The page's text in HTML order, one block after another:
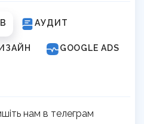
АУДИТ
GOOGLE ADS
нам в телеграм